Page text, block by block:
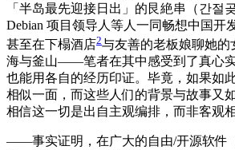
「半岛最先迎接日出」的艮絶串（간절
Debian 项目领导人等人一同畅想中国开
甚至在下榻酒店2与友善的老板娘聊她的
海与釜山——笔者在其中感受到了真心
也能用各自的经历印证。毕竟，如果如
相似一面，而这些人们的背景与故事又
相信这一切是出自主观编排，而非客观相
——事实证明，在广大的自由/开源软件